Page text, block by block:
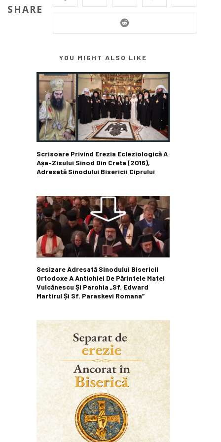
SHARE
YOU MIGHT ALSO LIKE
Scrisoare Privind Erezia Ecleziologică A
Așa-Zisului Sinod Din Creta (2016),
Adresată Sinodului Bisericii Ciprului
Sesizare Adresată Sinodului Bisericii
Ortodoxe A Antiohiei De Părintele Matei
Vulcănescu Și Parohia „Sf. Edward
Martirul Și Sf. Paraskevi Romana”